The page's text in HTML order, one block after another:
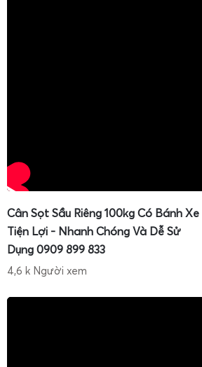
Cân Sọt Sầu Riêng 100kg Có Bánh Xe
Tiện Lợi - Nhanh Chóng Và Dễ Sử
Dụng 0909 899 833
4,6 k Người xem